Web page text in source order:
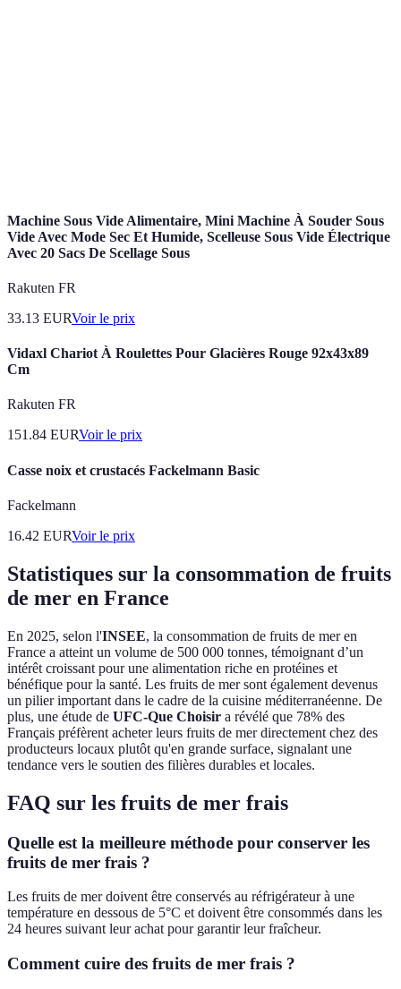
Machine Sous Vide Alimentaire, Mini Machine À Souder Sous
Vide Avec Mode Sec Et Humide, Scelleuse Sous Vide Électrique
Avec 20 Sacs De Scellage Sous
Rakuten FR
33.13 EURVoir le prix
Vidaxl Chariot À Roulettes Pour Glacières Rouge 92x43x89
Cm
Rakuten FR
151.84 EURVoir le prix
Casse noix et crustacés Fackelmann Basic
Fackelmann
16.42 EURVoir le prix
Statistiques sur la consommation de fruits
de mer en France
En 2025, selon l'INSEE, la consommation de fruits de mer en
France a atteint un volume de 500 000 tonnes, témoignant d’un
intérêt croissant pour une alimentation riche en protéines et
bénéfique pour la santé. Les fruits de mer sont également devenus
un pilier important dans le cadre de la cuisine méditerranéenne. De
plus, une étude de UFC-Que Choisir a révélé que 78% des
Français préfèrent acheter leurs fruits de mer directement chez des
producteurs locaux plutôt qu'en grande surface, signalant une
tendance vers le soutien des filières durables et locales.
FAQ sur les fruits de mer frais
Quelle est la meilleure méthode pour conserver les
fruits de mer frais ?
Les fruits de mer doivent être conservés au réfrigérateur à une
température en dessous de 5°C et doivent être consommés dans les
24 heures suivant leur achat pour garantir leur fraîcheur.
Comment cuire des fruits de mer frais ?